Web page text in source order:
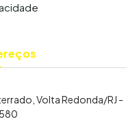
Volta Redonda/RJ -